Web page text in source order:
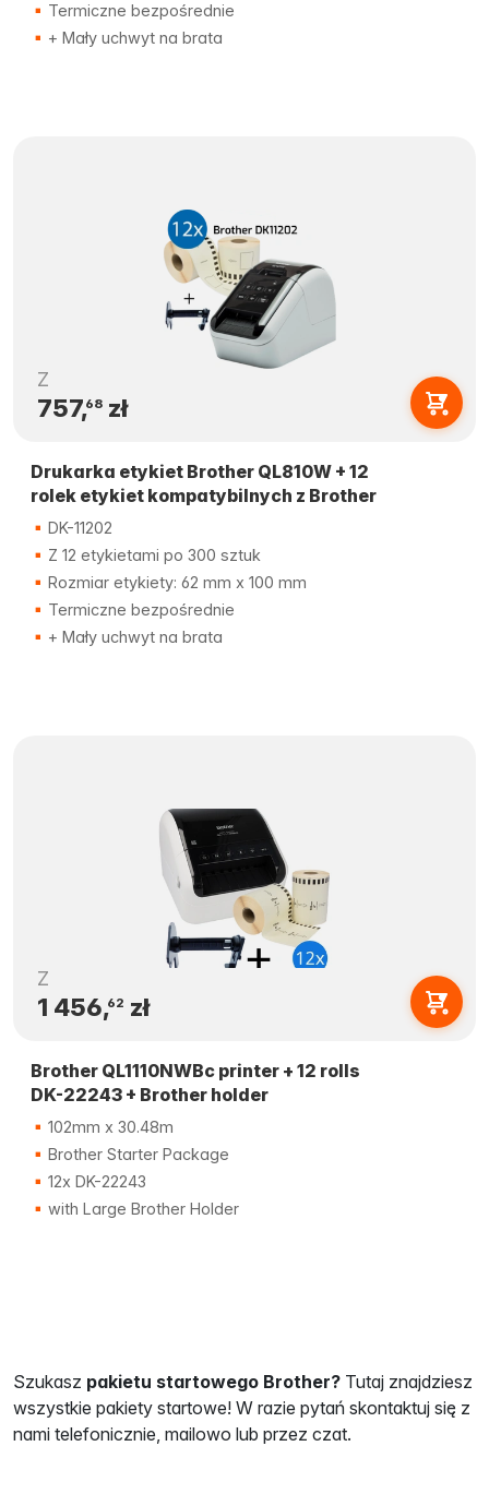
Termiczne bezpośrednie
+ Mały uchwyt na brata
Z
757,68zł
Drukarka etykiet Brother QL810W + 12
rolek etykiet kompatybilnych z Brother
DK-11202
Z 12 etykietami po 300 sztuk
Rozmiar etykiety: 62 mm x 100 mm
Termiczne bezpośrednie
+ Mały uchwyt na brata
Z
1 456,62 zł
Brother QL1110NWBc printer + 12 rolls
DK-22243 + Brother holder
102mm x 30.48m
Brother Starter Package
12x DK-22243
with Large Brother Holder
Szukasz pakietu startowego Brother? Tutaj znajdziesz
wszystkie pakiety startowe! W razie pytań skontaktuj się z
nami telefonicznie, mailowo lub przez czat.